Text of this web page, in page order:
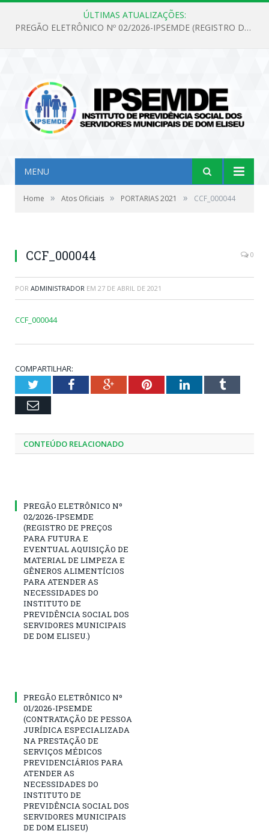
ÚLTIMAS ATUALIZAÇÕES:
PREGÃO ELETRÔNICO Nº 02/2026-IPSEMDE (REGISTRO DE PREÇOS PARA FUTURA E EVENTUAL AQUISIÇÃO DE MATERIAL DE LIMPEZA E GÊNEROS ALIMENTÍCIOS PARA ATENDER AS NECESSIDADES DO INSTITUTO DE PREVIDÊNCIA SOCIAL DOS SERVIDORES MUNICIPAIS DE DOM ELISEU.)
MENU
Home » Atos Oficiais » PORTARIAS 2021 » CCF_000044
CCF_000044 0
POR ADMINISTRADOR EM 27 DE ABRIL DE 2021
CCF_000044
COMPARTILHAR:
TwitterFacebookGoogle+PinterestLinkedInTumblr
Email
CONTEÚDO RELACIONADO
PREGÃO ELETRÔNICO Nº
02/2026-IPSEMDE
(REGISTRO DE PREÇOS
PARA FUTURA E
EVENTUAL AQUISIÇÃO DE
MATERIAL DE LIMPEZA E
GÊNEROS ALIMENTÍCIOS
PARA ATENDER AS
NECESSIDADES DO
INSTITUTO DE
PREVIDÊNCIA SOCIAL DOS
SERVIDORES MUNICIPAIS
DE DOM ELISEU.)
PREGÃO ELETRÔNICO Nº
01/2026-IPSEMDE
(CONTRATAÇÃO DE PESSOA
JURÍDICA ESPECIALIZADA
NA PRESTAÇÃO DE
SERVIÇOS MÉDICOS
PREVIDENCIÁRIOS PARA
ATENDER AS
NECESSIDADES DO
INSTITUTO DE
PREVIDÊNCIA SOCIAL DOS
SERVIDORES MUNICIPAIS
DE DOM ELISEU)